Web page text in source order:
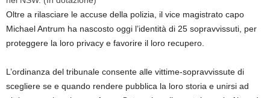
Oltre a rilasciare le accuse della polizia, il vice magistrato capo
Michael Antrum ha nascosto oggi l’identità di 25 sopravvissuti, per
proteggere la loro privacy e favorire il loro recupero.
L’ordinanza del tribunale consente alle vittime-sopravvissute di
scegliere se e quando rendere pubblica la loro storia e unirsi ad